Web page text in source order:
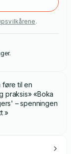
.
føre til en
praksis» «Boka
– spenningen
»